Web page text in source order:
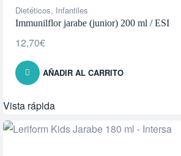
Dietéticos, Infantiles
Immunilflor jarabe (junior) 200 ml / ESI
12,70€
AÑADIR AL CARRITO
Vista rápida